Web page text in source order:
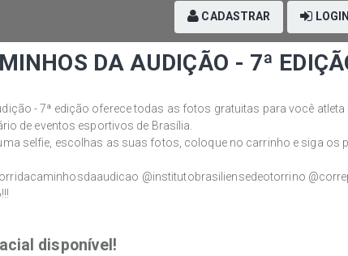
CADASTRAR LOGIN
DA AUDIÇÃO - 7ª
- 7ª edição oferece todas as fotos gratuitas para você
de eventos esportivos de Brasília.
selfie, escolhas as suas fotos, coloque no carrinho e siga os
@institutobrasiliensedeotorrino
disponível!